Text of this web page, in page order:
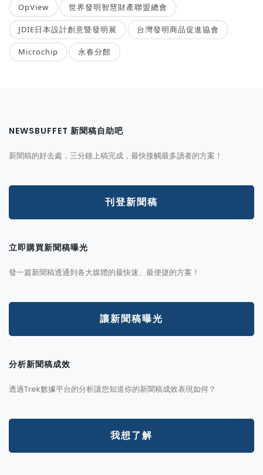
OpView 世界發明智慧財產聯盟總會
JDIE日本設計創意暨發明展 台灣發明商品促進協會
Microchip 永春分館
NEWSBUFFET 新聞稿自助吧
新聞稿的好去處，三分鐘上稿完成，最快接觸最多讀者的方案！
刊登新聞稿
立即購買新聞稿曝光
發一篇新聞稿透通到各大媒體的最快速、最便捷的方案！
讓新聞稿曝光
分析新聞稿成效
透過Trek數據平台的分析讓您知道你的新聞稿成效表現如何？
我想了解